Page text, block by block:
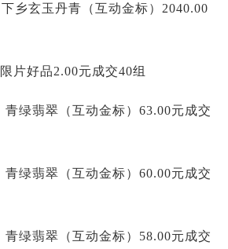
乡玄玉丹青（互动金标）2040.00
片好品2.00元成交40组
青绿翡翠（互动金标）63.00元成交
青绿翡翠（互动金标）60.00元成交
青绿翡翠（互动金标）58.00元成交